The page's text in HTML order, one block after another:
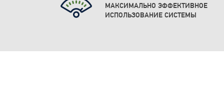
МАКСИМАЛЬНО ЭФФЕКТИВНОЕ
ИСПОЛЬЗОВАНИЕ СИСТЕМЫ